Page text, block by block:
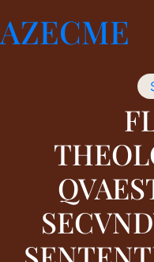
al
contenido
AZECME